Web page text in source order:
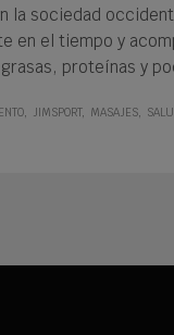
la sociedad
en el tiempo y
proteínas y
JIMSPORT MASAJES